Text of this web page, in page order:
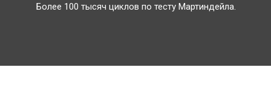
Более 100 тысяч циклов по тесту Мартиндейла.